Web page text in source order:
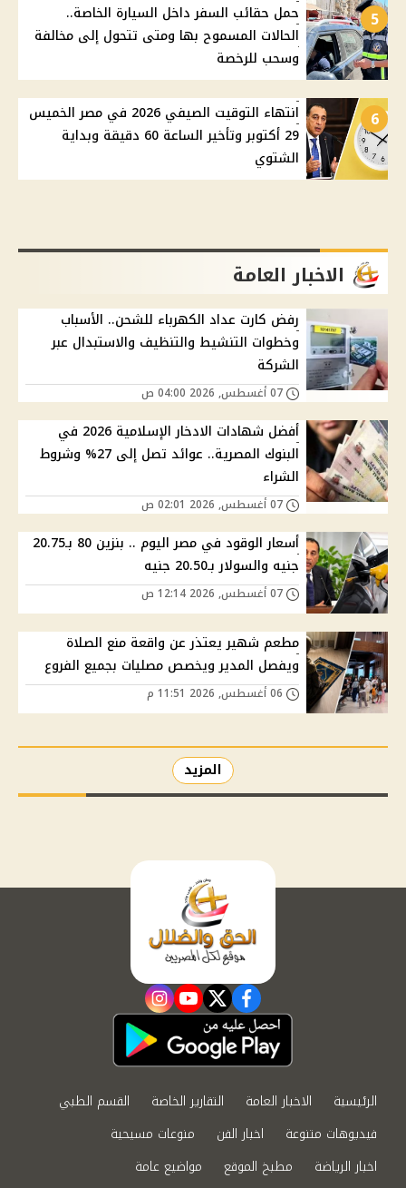
5
حمل حقائب السفر داخل السيارة الخاصة..
الحالات المسموح بها ومتى تتحول إلى مخالفة
وسحب للرخصة
6
انتهاء التوقيت الصيفي 2026 في مصر الخميس
29 أكتوبر وتأخير الساعة 60 دقيقة وبداية
الشتوي
الاخبار العامة
رفض كارت عداد الكهرباء للشحن.. الأسباب
وخطوات التنشيط والتنظيف والاستبدال عبر
الشركة
أفضل شهادات الادخار الإسلامية 2026 في
البنوك المصرية.. عوائد تصل إلى 27% وشروط
الشراء
أسعار الوقود في مصر اليوم .. بنزين 80 بـ20.75
جنيه والسولار بـ20.50 جنيه
مطعم شهير يعتذر عن واقعة منع الصلاة
ويفصل المدير ويخصص مصليات بجميع الفروع
المزيد
facebook
twitter
youtube
instagram
الرئيسية الاخبار العامة التقارير الخاصة
القسم الطبي
فيديوهات متنوعة
اخبار الفن
منوعات مسيحية
اخبار الرياضة
مطبخ الموقع
مواضيع عامة